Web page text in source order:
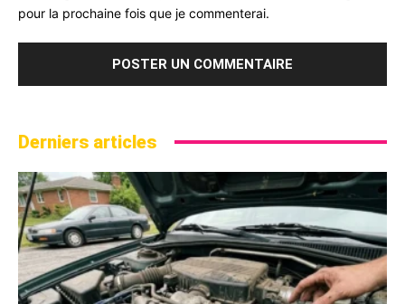
pour la prochaine fois que je commenterai.
Derniers articles